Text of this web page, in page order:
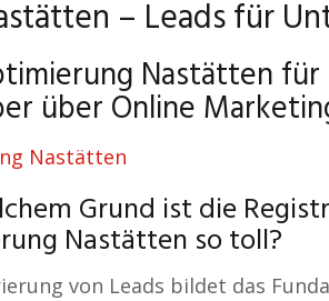
– Leads für
Nastätten
über Online
Grund ist die
Nastätten so toll?
von Leads bildet das